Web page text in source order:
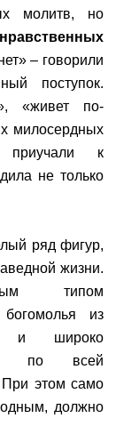
молитв, но
– говорили
поступок.
«живет по-
милосердных
приучали к
не только
ряд фигур,
жизни.
типом
из
и широко
по всей
При этом само
должно